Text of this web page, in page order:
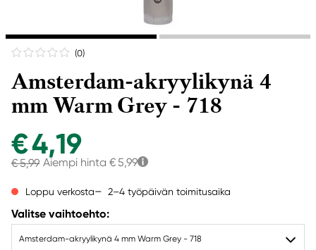
(0)
Amsterdam-akryylikynä 4
mm Warm Grey - 718
€ 4,19
€ 5,99 Aiempi hinta € 5,99
Loppu verkosta 2–4 työpäivän toimitusaika
Valitse vaihtoehto:
Amsterdam-akryylikynä 4 mm Warm Grey - 718